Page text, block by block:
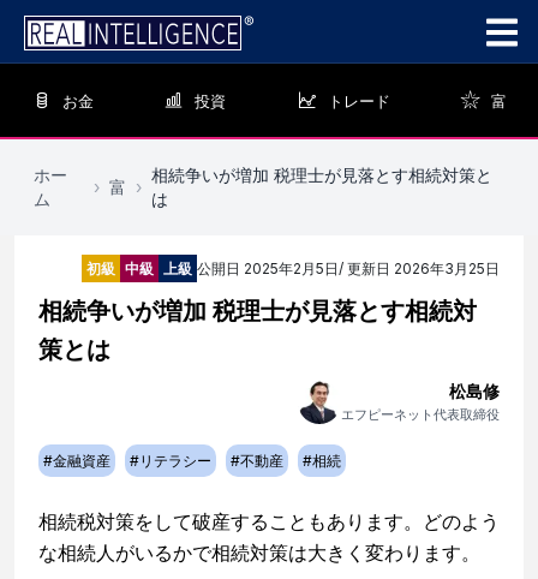
お金 投資 トレード 富
ホー
ム
› 富 ›
相続争いが増加 税理士が見落とす相続対策と
は
初級 中級 上級 公開日 2025年2月5日/ 更新日 2026年3月25日
相続争いが増加 税理士が見落とす相続対
策とは
松島修
エフピーネット代表取締役
#金融資産 #リテラシー #不動産 #相続
相続税対策をして破産することもあります。どのよう
な相続人がいるかで相続対策は大きく変わります。